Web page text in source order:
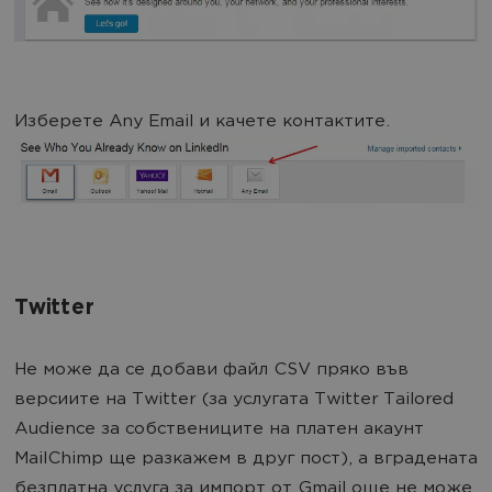
Изберете Any Email и качете контактите.
Twitter
Не може да се добави файл CSV пряко във
версиите на Twitter (за услугата Twitter Tailored
Audience за собствениците на платен акаунт
MailChimp ще разкажем в друг пост), а вградената